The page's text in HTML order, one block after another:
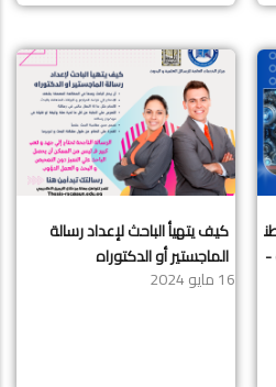
-
كيف يتهيأ الباحث لإعداد رسالة
الماجستير أو الدكتوراه
16 مايو 2024